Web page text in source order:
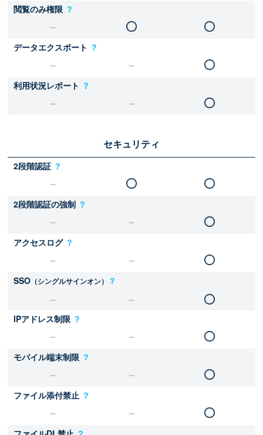
閲覧のみ権限 ？
データエクスポート ？
利用状況レポート ？
セキュリティ
2段階認証 ？
2段階認証の強制 ？
アクセスログ ？
SSO （シングルサインオン） ？
IPアドレス制限 ？
モバイル端末制限 ？
ファイル添付禁止 ？